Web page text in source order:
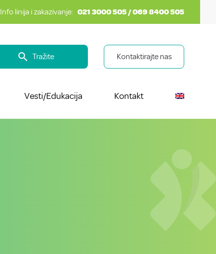
Info linija i zakazivanje: 021 3000 505 / 069 8400 505
Tražite Kontaktirajte nas
Vesti/Edukacija Kontakt